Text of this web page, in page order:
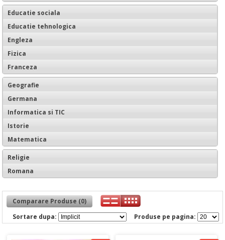
Educatie sociala
Educatie tehnologica
Engleza
Fizica
Franceza
Geografie
Germana
Informatica si TIC
Istorie
Matematica
Religie
Romana
Comparare Produse (0)
Produse pe pagina:
Sortare dupa: